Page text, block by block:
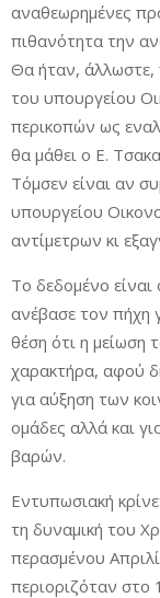
αναθεωρημένες
πιθανότητα την
Θα ήταν, άλλωστε,
του υπουργείου
περικοπών ως
θα μάθει ο Ε.
Τόμσεν είναι αν
υπουργείου
αντίμετρων κι
Το δεδομένο είναι
ανέβασε τον πήχη
θέση ότι η μείωση
χαρακτήρα, αφού
για αύξηση των
ομάδες αλλά και
βαρών.
Εντυπωσιακή
τη δυναμική του
περασμένου
περιοριζόταν